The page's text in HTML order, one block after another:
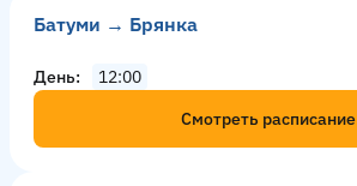
Батуми → Брянка
День
12:00
Смотреть расписание